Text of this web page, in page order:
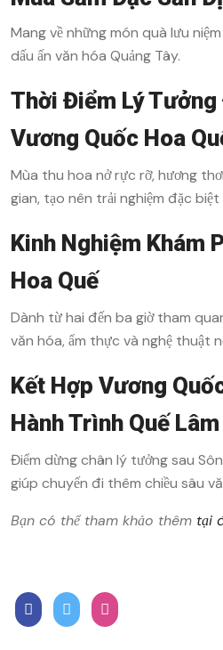
Mang về những món quà lưu
dấu ấn văn hóa Quảng Tây.
Thời Điểm Lý Tưởng
Vương Quốc Hoa
Mùa thu hoa nở rực rỡ, hương
gian, tạo nên trải nghiệm đặc biệt
Kinh Nghiệm Khám
Hoa Quế
Dành từ hai đến ba giờ tham
văn hóa, ẩm thực và nghệ thuật
Kết Hợp Vương
Hành Trình Quế Lâm
Điểm dừng chân lý tưởng sau
giúp chuyến đi thêm chiều sâu
Bạn có thể tham khảo thêm tại